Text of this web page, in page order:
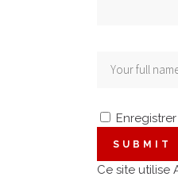
Ce site utilise